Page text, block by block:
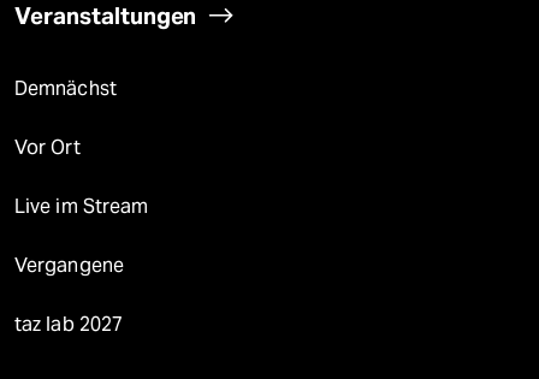
Veranstaltungen
Demnächst
Vor Ort
Live im Stream
Vergangene
taz lab 2027